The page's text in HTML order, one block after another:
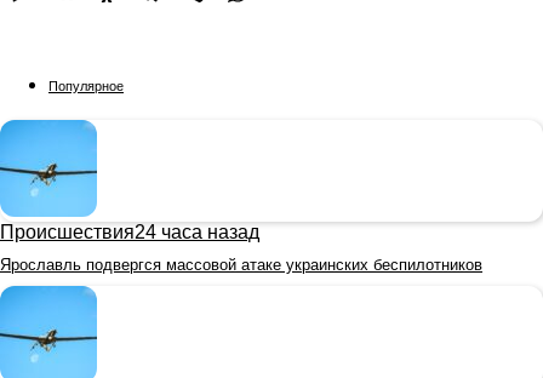
Популярное
Происшествия24 часа назад
Ярославль подвергся массовой атаке украинских беспилотников